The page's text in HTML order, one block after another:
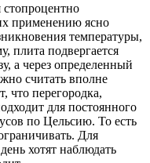
применению ясно
температуры,
плита подвергается
а через определенный
считать вполне
что перегородка,
для постоянного
по Цельсию. То есть
Для
хотят наблюдать